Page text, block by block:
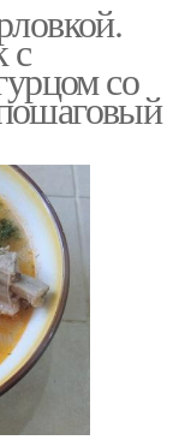
с
со